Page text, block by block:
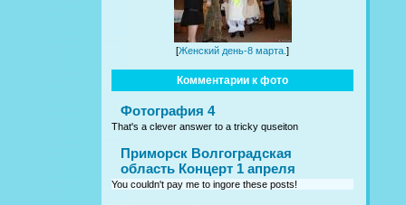
[Женский день-8 марта. ]
Комментарии к фото
Фотография 4
That's a clever answer to a tricky quseiton
Приморск Волгоградская
область Концерт 1 апреля
You couldn't pay me to ingore these posts!